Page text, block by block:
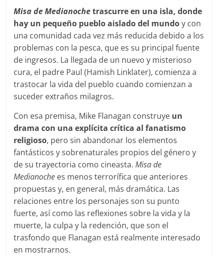
Misa de Medianochetrascurre en una isla, donde
hay un pequeño pueblo aislado del mundoy con
una comunidad cada vez más reducida debido a los
problemas con la pesca, que es su principal fuente
de ingresos. La llegada de un nuevo y misterioso
cura, el padre Paul (Hamish Linklater), comienza a
trastocar la vida del pueblo cuando comienzan a
suceder extraños milagros.
Con esa premisa, Mike Flanagan construye un
drama con una explícita crítica al fanatismo
religioso, pero sin abandonar los elementos
fantásticos y sobrenaturales propios del género y
de su trayectoria como cineasta.Misa de
Medianoche es menos terrorífica que anteriores
propuestas y, en general, más dramática. Las
relaciones entre los personajes son su punto
fuerte, así como las reflexiones sobre la vida y la
muerte, la culpa y la redención, que son el
trasfondo que Flanagan está realmente interesado
en mostrarnos.